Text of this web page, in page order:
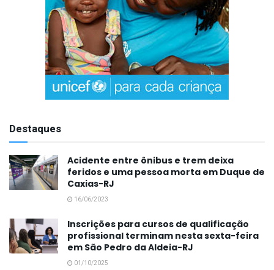
Destaques
Acidente entre ônibus e trem deixa
feridos e uma pessoa morta em Duque de
Caxias-RJ
16/06/2023
Inscrições para cursos de qualificação
profissional terminam nesta sexta-feira
em São Pedro da Aldeia-RJ
01/10/2025